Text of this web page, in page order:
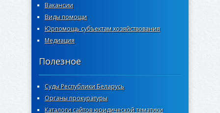
Вакансии
Виды помощи
Юрпомощь субъектам хозяйствования
Медиация
Полезное
Суды Республики Беларусь
Органы прокуратуры
Каталоги сайтов юридической тематики